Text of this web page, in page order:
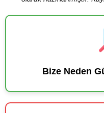
Bize Neden